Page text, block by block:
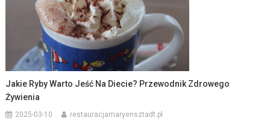
Jakie Ryby Warto Jeść Na Diecie? Przewodnik Zdrowego
Żywienia
2025-03-10 restauracjamaryensztadt.pl